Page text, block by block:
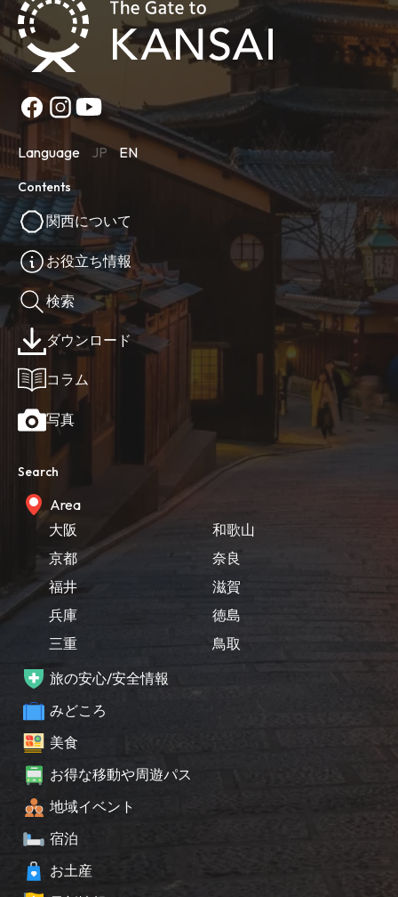
Language JP EN
Contents
関西について
お役立ち情報
検索
ダウンロード
コラム
写真
Search
Area
大阪
京都
福井
兵庫
三重
和歌山
奈良
滋賀
徳島
鳥取
旅の安心/安全情報
みどころ
美食
お得な移動や周遊パス
地域イベント
宿泊
お土産